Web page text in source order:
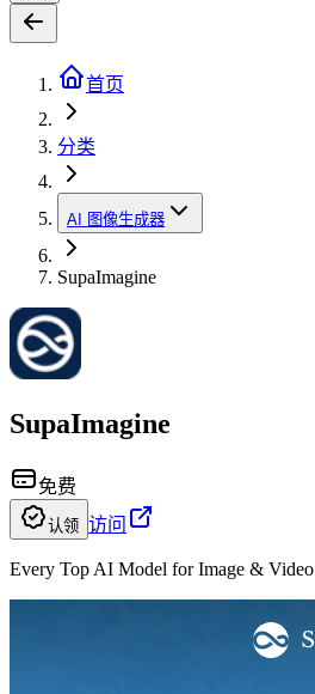
首页
分类
AI 图像生成器
SupaImagine
SupaImagine
免费
认领 访问
Every Top AI Model for Image & Video